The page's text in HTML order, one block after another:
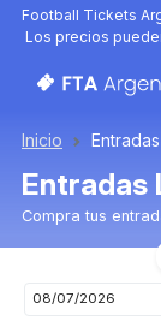
Football Tickets
Los precios
Inicio
Entradas
Compra tus
Entradas